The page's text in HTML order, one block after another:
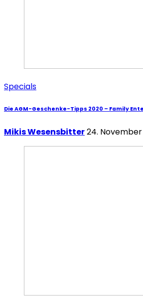
Specials
Die AGM-Geschenke-Tipps 2020 – Family
Mikis Wesensbitter24.